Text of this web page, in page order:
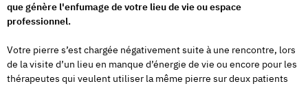
que génère l'enfumagede votre lieu de vie ou espace
professionnel.
Votre pierre s’est chargée négativement suite à une rencontre, lors
de la visite d’un lieu en manque d’énergie de vie ou encore pour les
thérapeutes qui veulent utiliser la même pierre sur deux patients